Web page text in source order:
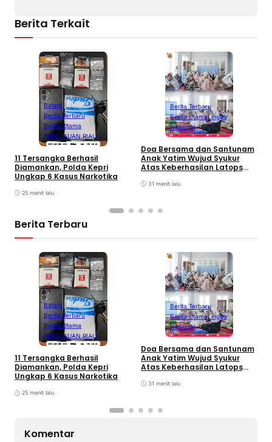
Berita Terkait
Batam
Berita Terbaru
Berita Utama
KEPULAUAN RIAU
11 Tersangka Berhasil
Diamankan, Polda Kepri
Ungkap 6 Kasus Narkotika
25 menit lalu
Berita Terbaru
Berita UtamaLingga
Nasional
Doa Bersama dan Santunam
Anak Yatim Wujud Syukur
Atas Keberhasilan Latops
Pembaretam Warga
31 menit lalu
Berita Terbaru
Batam
Berita Terbaru
Berita Utama
KEPULAUAN RIAU
11 Tersangka Berhasil
Diamankan, Polda Kepri
Ungkap 6 Kasus Narkotika
25 menit lalu
Berita Terbaru
Berita UtamaLingga
Nasional
Doa Bersama dan Santunam
Anak Yatim Wujud Syukur
Atas Keberhasilan Latops
Pembaretam Warga
31 menit lalu
Komentar